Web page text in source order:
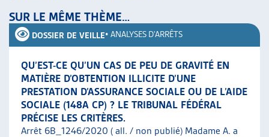
SUR LE MÊME THÈME…
DOSSIER DE VEILLE• ANALYSES D'ARRÊTS
QU’EST-CE QU’UN CAS DE PEU DE GRAVITÉ EN
MATIÈRE D’OBTENTION ILLICITE D’UNE
PRESTATION D’ASSURANCE SOCIALE OU DE L’AIDE
SOCIALE (148A CP) ? LE TRIBUNAL FÉDÉRAL
PRÉCISE LES CRITÈRES.
Arrêt 6B_1246/2020 ( all. / non publié) Madame A. a